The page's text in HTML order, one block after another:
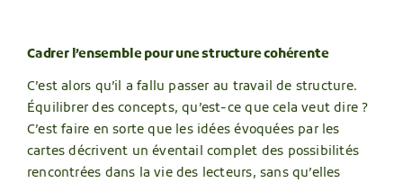
Cadrer l’ensemble pour une structure cohérente
C’est alors qu’il a fallu passer au travail de structure.
Équilibrer des concepts, qu’est-ce que cela veut dire ?
C’est faire en sorte que les idées évoquées par les
cartes décrivent un éventail complet des possibilités
rencontrées dans la vie des lecteurs, sans qu’elles